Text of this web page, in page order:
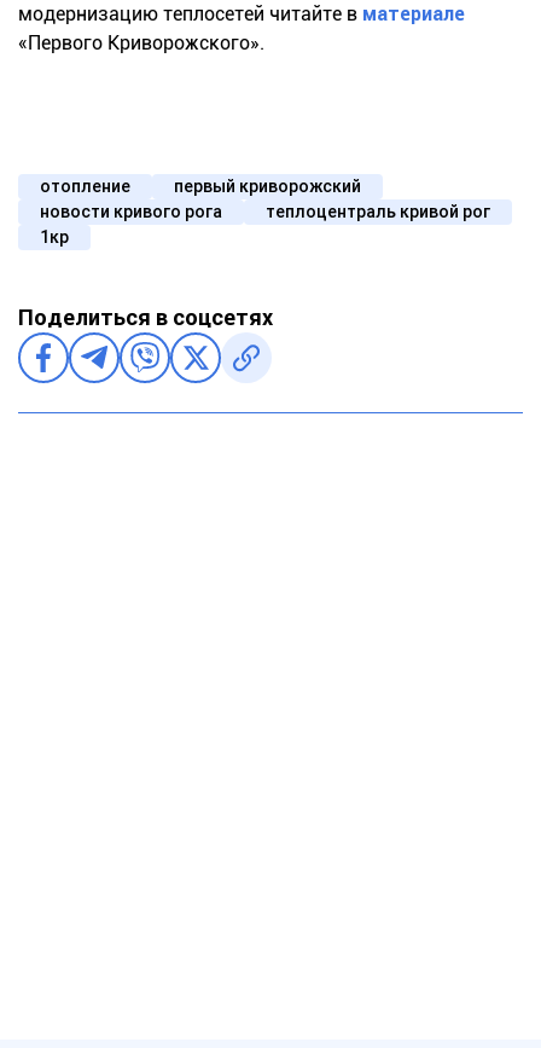
модернизацию теплосетей читайте в материале
«Первого Криворожского».
отопление
первый криворожский
новости кривого рога
теплоцентраль кривой рог
1кр
Поделиться в соцсетях